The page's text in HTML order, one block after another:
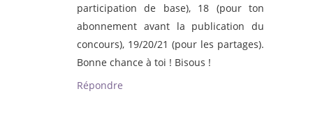
participation de base), 18 (pour ton
abonnement avant la publication du
concours), 19/20/21 (pour les partages).
Bonne chance à toi ! Bisous !
Répondre